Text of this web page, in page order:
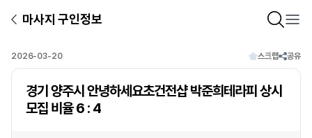
마사지 구인정보
2026-03-20 스크랩 공유
경기 양주시 안녕하세요초건전샵 박준희테라피 상시
모집 비율 6 : 4